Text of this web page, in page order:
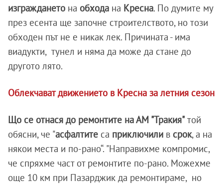
изграждането на обхода на Кресна. По думите му
през есента ще започне строителството, но този
обходен път не е никак лек. Причината - има
виадукти, тунел и няма да може да стане до
другото лято.
Облекчават движението в Кресна за летния сезон
Що се отнася до ремонтите на АМ "Тракия"той
обясни, че "асфалтите са приключили в срок, а на
някои места и по-рано“. "Направихме компромис,
че спряхме част от ремонтите по-рано. Можехме
още 10 км при Пазарджик да ремонтираме, но